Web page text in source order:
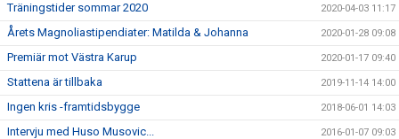
Träningstider sommar 2020 2020-04-03 11:17
Årets Magnoliastipendiater: Matilda & Johanna 2020-01-28 09:08
Premiär mot Västra Karup 2020-01-17 09:40
Stattena är tillbaka 2019-11-14 14:00
Ingen kris -framtidsbygge 2018-06-01 14:03
Intervju med Huso Musovic... 2016-01-07 09:03